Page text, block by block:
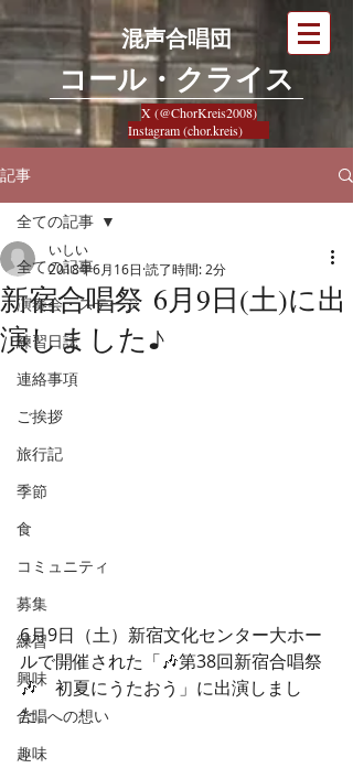
混声合唱団
​コール・クライス
X (@ChorKreis2008)
Instagram (chor.kreis)
記事
全ての記事
演奏会・ステージ
練習日誌
連絡事項
ご挨拶
旅行記
季節
食
コミュニティ
募集
練習
興味
合唱への想い
趣味
全ての記事
新宿合唱祭 6月9日(土)に出
演しました♪
いしい
2018年6月16日 読了時間: 2分
6月9日（土）新宿文化センター大ホー
ルで開催された「🎶第38回新宿合唱祭
🎶　初夏にうたおう」に出演しまし
た。